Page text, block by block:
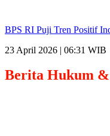
BPS RI Puji Tren Positif
23 April 2026 | 06:31 WIB
Berita Hukum